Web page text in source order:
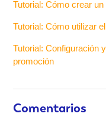
Tutorial: Cómo crear
Tutorial: Cómo utilizar
Tutorial: Configuración
promoción
Comentarios